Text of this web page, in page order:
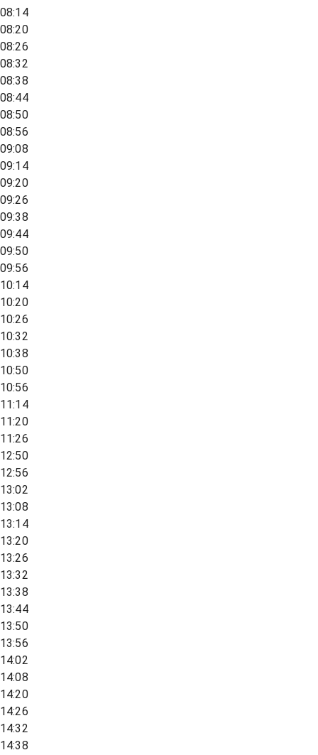
08:14
08:20
08:26
08:32
08:38
08:44
08:50
08:56
09:08
09:14
09:20
09:26
09:38
09:44
09:50
09:56
10:14
10:20
10:26
10:32
10:38
10:50
10:56
11:14
11:20
11:26
12:50
12:56
13:02
13:08
13:14
13:20
13:26
13:32
13:38
13:44
13:50
13:56
14:02
14:08
14:20
14:26
14:32
14:38